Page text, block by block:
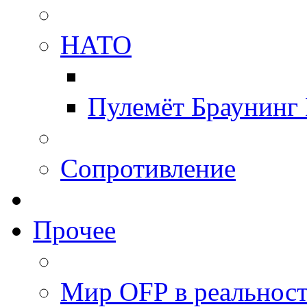
НАТО
Пулемёт
Сопротивление
Прочее
Мир OFP в